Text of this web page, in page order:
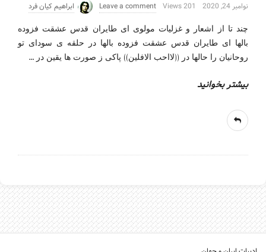
نوامبر 24, 2020
201 Views
Leave a comment ابراهیم کیان فرد
چند تا از اشعار و غزلیات مولوی ای طایران قدس عشقت فزوده
بالها ای طایران قدس عشقت فزوده بالها در حلقه ی سودای تو
روحانیان را حالها در ((لااحب الافلین)) پاکی ز صورت ها یقین در …
بیشتر بخوانید